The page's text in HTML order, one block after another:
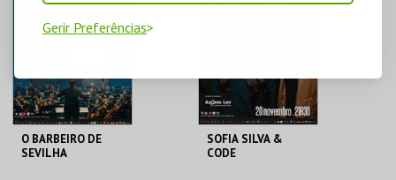
Gerir Preferências
MAIS INFO
O BARBEIRO DE
SEVILHA
SOFIA SILVA &
CODE